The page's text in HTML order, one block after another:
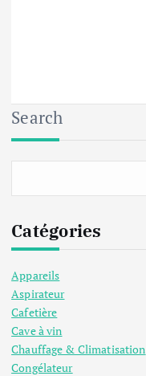
Search
Catégories
Appareils
Aspirateur
Cafetière
Cave à vin
Chauffage & Climatisation
Congélateur